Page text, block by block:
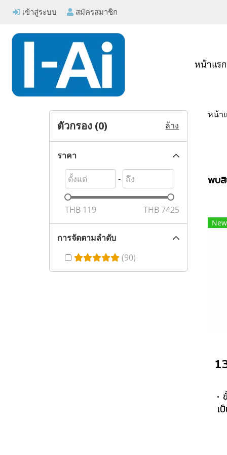
เข้าสู่ระบบ สมัครสมาชิก
หน้าแรก
หน้า
พบ
New
•
เ
ตัวกรอง (0) ล้าง
ราคา
-
THB 119 THB7425
การจัดตามลำดับ
(90)